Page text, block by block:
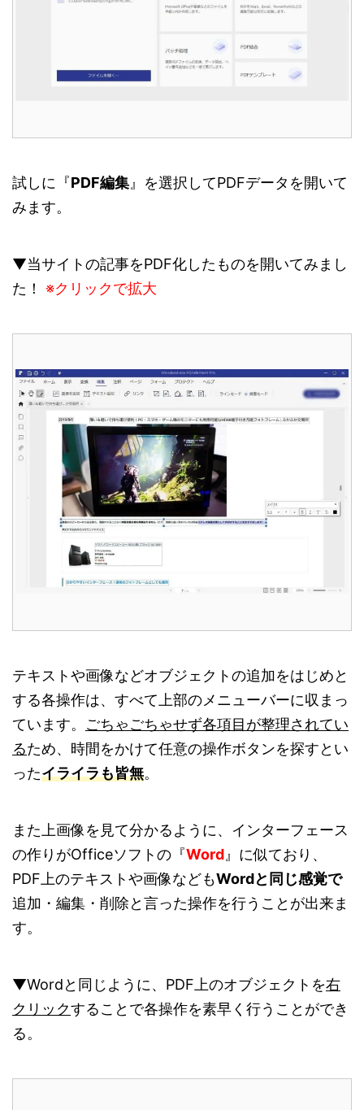
試しに『PDF編集 』を選択してPDFデータを開いて
みます。
▼当サイトの記事をPDF化したものを開いてみまし
た！ ※クリックで拡大
テキストや画像などオブジェクトの追加をはじめと
する各操作は、すべて上部のメニューバーに収まっ
ています。 ごちゃごちゃせず各項目が整理されてい
るため、時間をかけて任意の操作ボタンを探すとい
ったイライラも皆無。
また上画像を見て分かるように、インターフェース
の作りがOfficeソフトの『Word 』に似ており、
PDF上のテキストや画像などもWordと同じ感覚で
追加・編集・削除と言った操作を行うことが出来ま
す。
▼Wordと同じように、PDF上のオブジェクトを右
クリックすることで各操作を素早く行うことができ
る。